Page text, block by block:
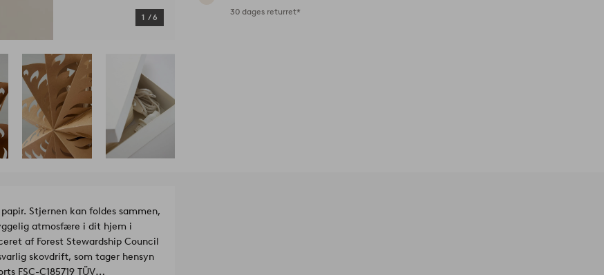
1 /6
30 dages returret*
Stjernen kan foldes sammen,
atmosfære i dit hjem i
af Forest Stewardship Council
skovdrift, som tager hensyn
FSC-C185719 TÜV